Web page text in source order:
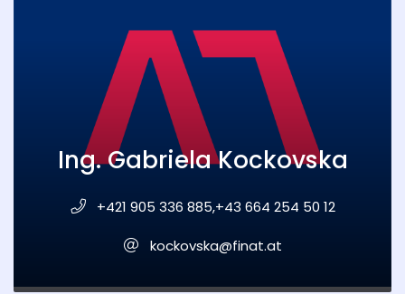
Ing. Gabriela Kockovska
+421 905 336 885,+43 664 254 50 12
kockovska@finat.at